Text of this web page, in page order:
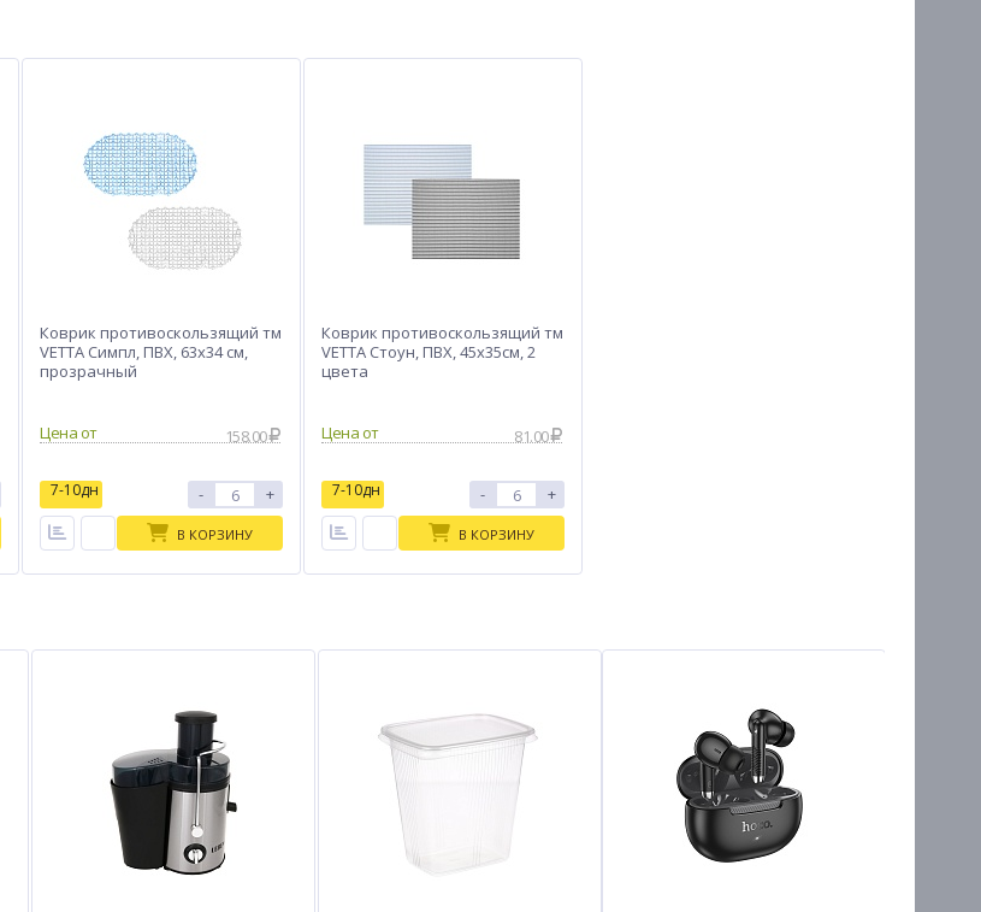
Коврик противоскользящий тм
VETTA Симпл, ПВХ, 63x34 см,
прозрачный
Цена от 158.00
7-10дн - +
В КОРЗИНУ
Коврик противоскользящий тм
VETTA Стоун, ПВХ, 45x35см, 2
цвета
Цена от 81.00
7-10дн - +
В КОРЗИНУ